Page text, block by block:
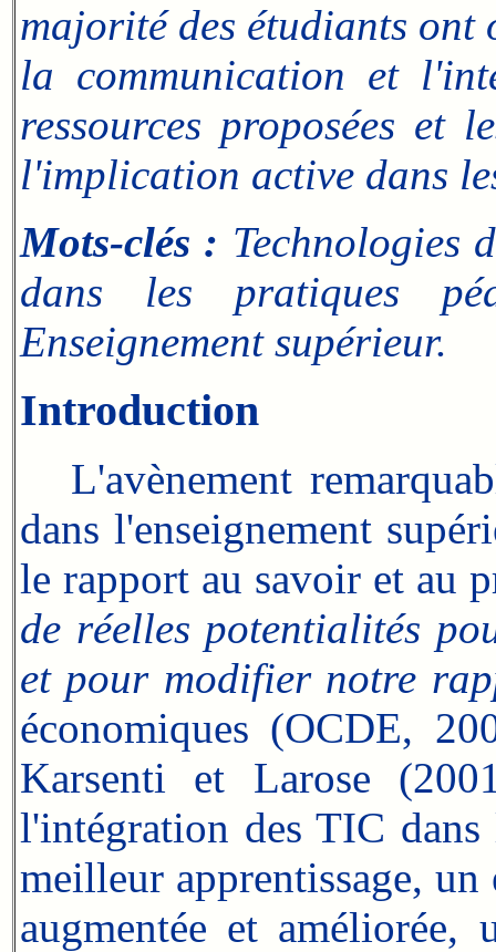
majorité des étudiants ont
la communication et
ressources proposées et
l'implication active dans
Mots-clés : Technologies
dans les pratiques
Enseignement supérieur.
Introduction
L'avènement
dans l'enseignement
le rapport au savoir et au
de réelles potentialités
et pour modifier notre
économiques (OCDE,
Karsenti et Larose
l'intégration des TIC dans
meilleur apprentissage,
augmentée et